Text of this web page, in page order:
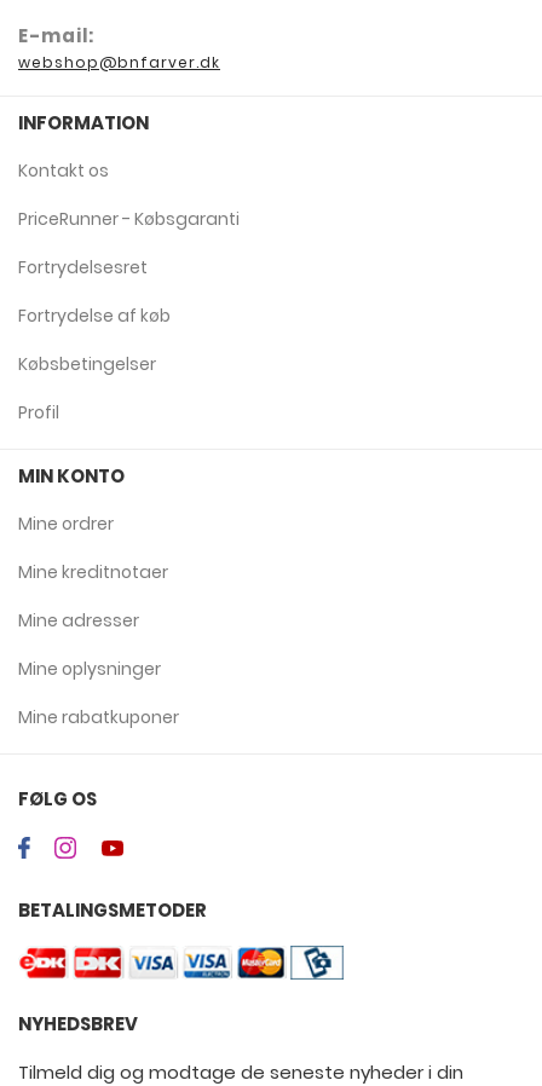
E-mail:
webshop@bnfarver.dk
INFORMATION
Kontakt os
PriceRunner - Købsgaranti
Fortrydelsesret
Fortrydelse af køb
Købsbetingelser
Profil
MIN KONTO
Mine ordrer
Mine kreditnotaer
Mine adresser
Mine oplysninger
Mine rabatkuponer
FØLG OS
BETALINGSMETODER
NYHEDSBREV
Tilmeld dig og modtage de seneste nyheder i din